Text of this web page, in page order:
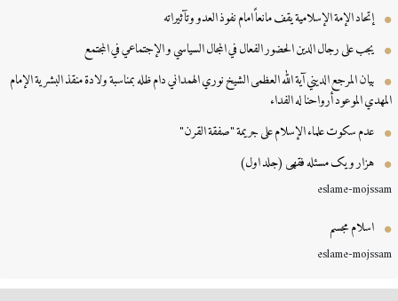
إتحاد الإمة الإسلامية يقف مانعاً امام نفوذ العدو وتآثيراته
يجب على رجال الدين الحضور الفعال في المجال السياسي و الإجتماعي في المجتمع
بيان المرجع الديني آية الله العظمى الشيخ نوري الهمداني دام ظله بمناسبة ولادة منقذ البشرية الإمام
الموعود أرواحنا له الفداء
عدم سكوت علماء الإسلام على جريمة "صفقة القرن"
هزار و یک مسئله فقهی (جلد اول)
eslame-
اسلام مجسم
eslame-